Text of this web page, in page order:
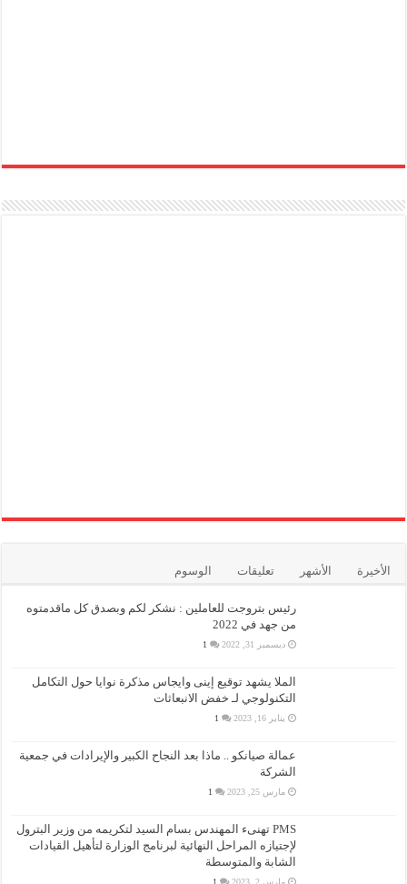
الأخيرة الأشهر تعليقات الوسوم
رئيس بتروجت للعاملين : نشكر لكم وبصدق كل ماقدمتوه
من جهد في 2022
ديسمبر 31, 2022 1
الملا يشهد توقيع إينى وايجاس مذكرة نوايا حول التكامل
التكنولوجي لـ خفض الانبعاثات
يناير 16, 2023 1
عمالة صيانكو .. ماذا بعد النجاح الكبير والإيرادات في جمعية
الشركة
مارس 25, 2023 1
PMS تهنىء المهندس بسام السيد لتكريمه من وزير البترول
لإجتيازه المراحل النهائية لبرنامج الوزارة لتأهيل القيادات
الشابة والمتوسطة
مارس 2, 2023 1